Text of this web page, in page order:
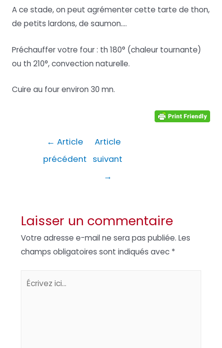
A ce stade, on peut agrémenter cette tarte de thon,
de petits lardons, de saumon….
Préchauffer votre four : th 180° (chaleur tournante)
ou th 210°, convection naturelle.
Cuire au four environ 30 mn.
Navigation
l’article
← Article
précédent
Article
suivant
→
Laisser un commentaire
Votre adresse e-mail ne sera pas publiée. Les
champs obligatoires sont indiqués avec *
Écrivez